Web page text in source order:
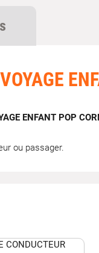
ENFANT POP
ou passager.